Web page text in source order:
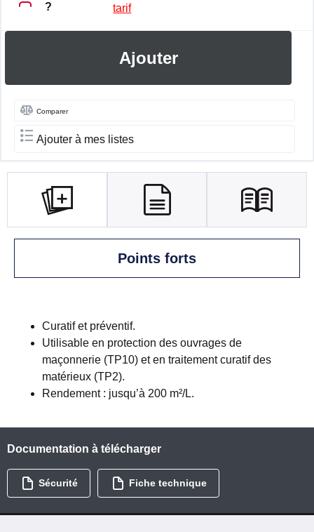
?
tarif
Ajouter
Comparer
Ajouter à mes listes
Points forts
Curatif et préventif.
Utilisable en protection des ouvrages de
maçonnerie (TP10) et en traitement curatif des
matérieux (TP2).
Rendement : jusqu’à 200 m²/L.
Documentation à télécharger
Sécurité Fiche technique